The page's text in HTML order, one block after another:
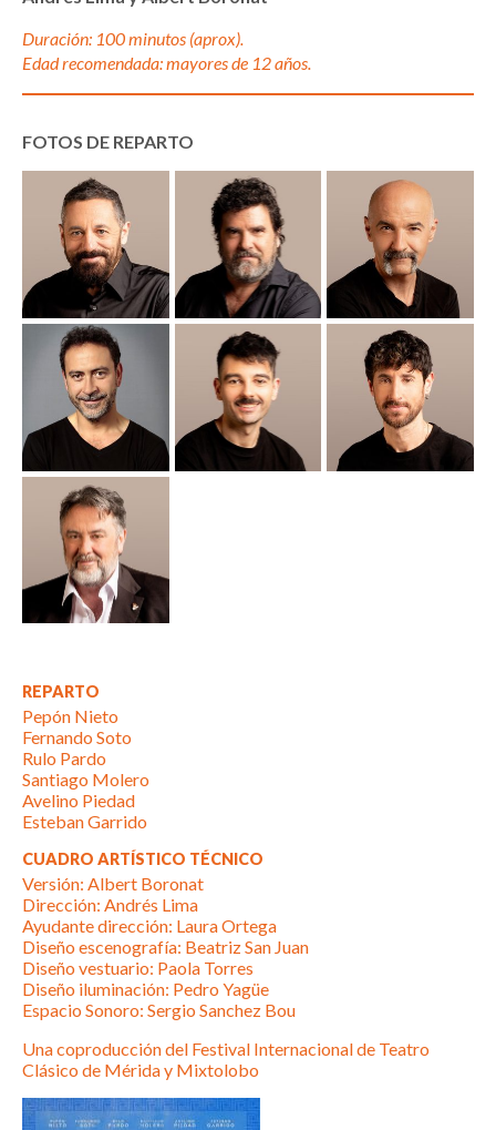
Duración: 100 minutos (aprox).
Edad recomendada: mayores de 12 años.
FOTOS DE REPARTO
REPARTO
Pepón Nieto
Fernando Soto
Rulo Pardo
Santiago Molero
Avelino Piedad
Esteban Garrido
CUADRO ARTÍSTICO TÉCNICO
Versión: Albert Boronat
Dirección: Andrés Lima
Ayudante dirección: Laura Ortega
Diseño escenografía: Beatriz San Juan
Diseño vestuario: Paola Torres
Diseño iluminación: Pedro Yagüe
Espacio Sonoro: Sergio Sanchez Bou
Una coproducción del Festival Internacional de Teatro
Clásico de Mérida y Mixtolobo